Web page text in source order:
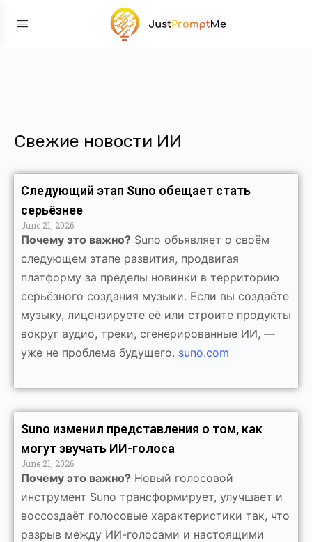
Свежие новости ИИ
Следующий этап Suno обещает стать
серьёзнее
June 21, 2026
Почему это важно? Suno объявляет о своём
следующем этапе развития, продвигая
платформу за пределы новинки в территорию
серьёзного создания музыки. Если вы создаёте
музыку, лицензируете её или строите продукты
вокруг аудио, треки, сгенерированные ИИ, —
уже не проблема будущего. suno.com
Suno изменил представления о том, как
могут звучать ИИ-голоса
June 21, 2026
Почему это важно? Новый голосовой
инструмент Suno трансформирует, улучшает и
воссоздаёт голосовые характеристики так, что
разрыв между ИИ-голосами и настоящими